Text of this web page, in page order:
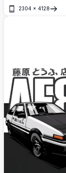
ความเร็วอันน่าตื่นตา ไฟท้ายเรื
2304 × 4128
เปิด